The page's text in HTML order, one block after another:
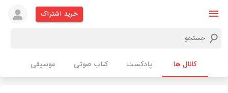
خرید اشتراک
کانال ها پادکست کتاب صوتی موسیقی